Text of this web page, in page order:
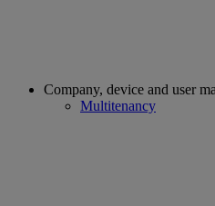
Company, device and user
Multitenancy